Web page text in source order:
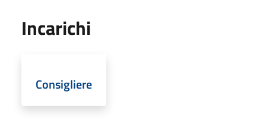
Incarichi
Consigliere